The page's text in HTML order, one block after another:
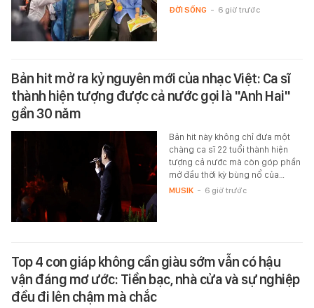
ĐỜI SỐNG - 6 giờ trước
Bản hit mở ra kỷ nguyên mới của nhạc Việt: Ca sĩ
thành hiện tượng được cả nước gọi là "Anh Hai"
gần 30 năm
Bản hit này không chỉ đưa một
chàng ca sĩ 22 tuổi thành hiện
tượng cả nước mà còn góp phần
mở đầu thời kỳ bùng nổ của…
MUSIK - 6 giờ trước
Top 4 con giáp không cần giàu sớm vẫn có hậu
vận đáng mơ ước: Tiền bạc, nhà cửa và sự nghiệp
đều đi lên chậm mà chắc